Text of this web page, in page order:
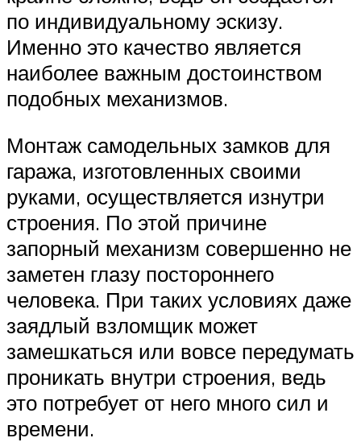
по индивидуальному эскизу.
Именно это качество является
наиболее важным достоинством
подобных механизмов.
Монтаж самодельных замков для
гаража, изготовленных своими
руками, осуществляется изнутри
строения. По этой причине
запорный механизм совершенно не
заметен глазу постороннего
человека. При таких условиях даже
заядлый взломщик может
замешкаться или вовсе передумать
проникать внутри строения, ведь
это потребует от него много сил и
времени.